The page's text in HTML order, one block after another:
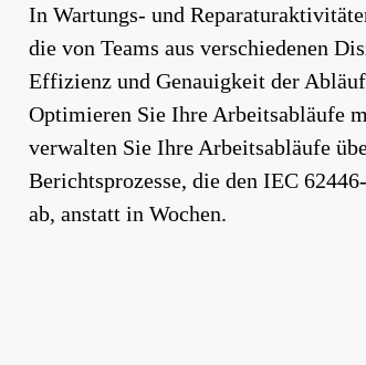
In Wartungs- und
die von Teams aus verschiedenen
Effizienz und Genauigkeit der
Optimieren Sie Ihre Arbeitsabläufe
verwalten Sie Ihre Arbeitsabläufe
Berichtsprozesse, die den IEC
ab, anstatt in Wochen.